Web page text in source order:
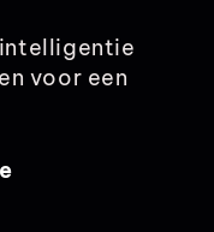
voor een